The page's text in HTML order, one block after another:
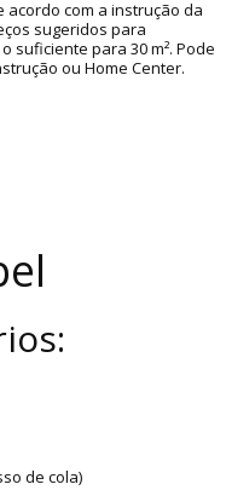
com a instrução da
sugeridos para
suficiente para 30 m². Pode
ou Home Center.
de cola)